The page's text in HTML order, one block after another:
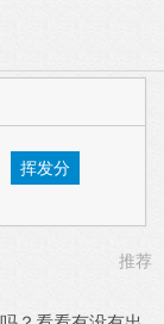
挥发分
推荐